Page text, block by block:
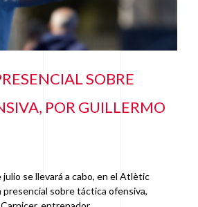
SOBRE
POR GUILLERMO
se llevará a cabo, en el Atlètic
presencial sobre táctica ofensiva,